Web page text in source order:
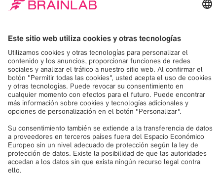
superior derecha o póngase en contacto con nosotros:
contact@brainlab.com .